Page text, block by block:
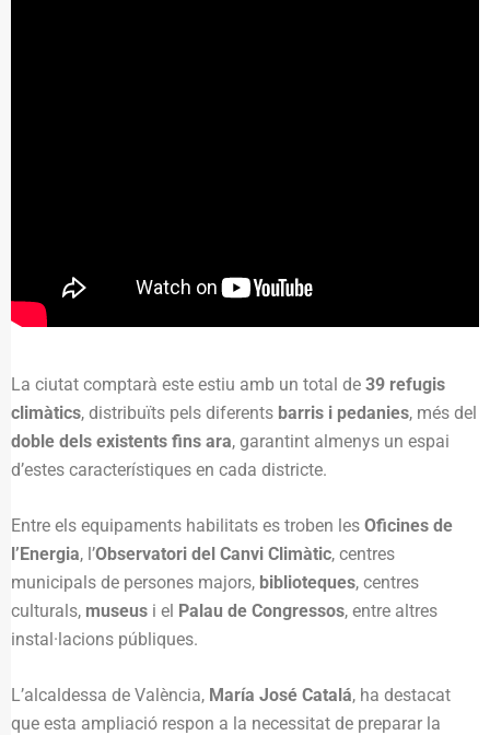
La ciutat comptarà este estiu amb un total de 39 refugis
climàtics, distribuïts pels diferents barris i pedanies, més del
doble dels existents fins ara, garantint almenys un espai
d’estes característiques en cada districte.
Entre els equipaments habilitats es troben les Oficines de
l’Energia, l’Observatori del Canvi Climàtic, centres
municipals de persones majors, biblioteques, centres
culturals, museus i el Palau de Congressos, entre altres
instal·lacions públiques.
L’alcaldessa de València, María José Catalá, ha destacat
que esta ampliació respon a la necessitat de preparar la